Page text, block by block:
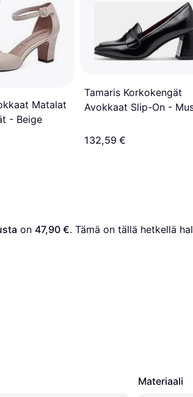
Matalat
- Beige
Tamaris Korkokengät
Avokkaat Slip-On -
132,59 €
on 47,90 €. Tämä on tällä hetkellä
Materiaali